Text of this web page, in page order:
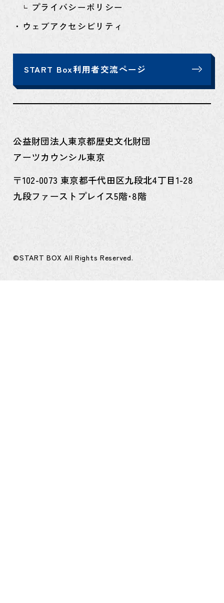
公益財団法人東京都歴史文化財団
アーツカウンシル東京
〒102-0073 東京都千代田区九段北4丁目1-28
九段ファーストプレイス5階･8階
プライバシーポリシー
・ウェブアクセシビリティ
START Box利用者交流ページ
©START BOX All Rights Reserved.